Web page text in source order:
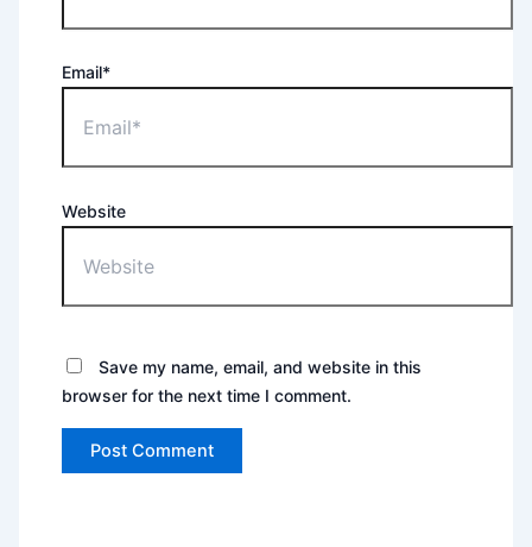
Email*
Website
Save my name, email, and website in this
browser for the next time I comment.